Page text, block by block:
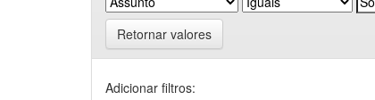
Retornar valores
Adicionar filtros: